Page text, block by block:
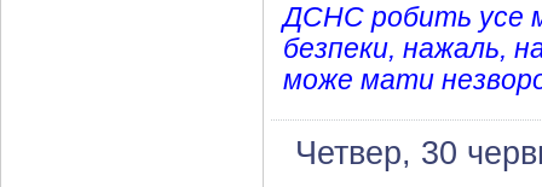
ДСНС робить усе
безпеки, нажаль,
може мати
Четвер, 30